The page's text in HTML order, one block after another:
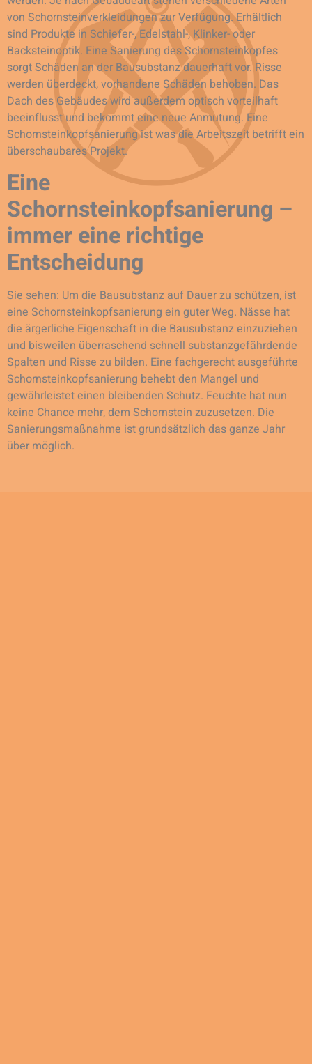
von Schornsteinverkleidungen zur Verfügung. Erhältlich
sind Produkte in Schiefer-, Edelstahl-, Klinker- oder
Backsteinoptik. Eine Sanierung des Schornsteinkopfes
sorgt Schäden an der Bausubstanz dauerhaft vor. Risse
werden überdeckt, vorhandene Schäden behoben. Das
Dach des Gebäudes wird außerdem optisch vorteilhaft
beeinflusst und bekommt eine neue Anmutung. Eine
Schornsteinkopfsanierung ist was die Arbeitszeit betrifft ein
überschaubares Projekt.
Eine
Schornsteinkopfsanierung –
immer eine richtige
Entscheidung
Sie sehen: Um die Bausubstanz auf Dauer zu schützen, ist
eine Schornsteinkopfsanierung ein guter Weg. Nässe hat
die ärgerliche Eigenschaft in die Bausubstanz einzuziehen
und bisweilen überraschend schnell substanzgefährdende
Spalten und Risse zu bilden. Eine fachgerecht ausgeführte
Schornsteinkopfsanierung behebt den Mangel und
gewährleistet einen bleibenden Schutz. Feuchte hat nun
keine Chance mehr, dem Schornstein zuzusetzen. Die
Sanierungsmaßnahme ist grundsätzlich das ganze Jahr
über möglich.